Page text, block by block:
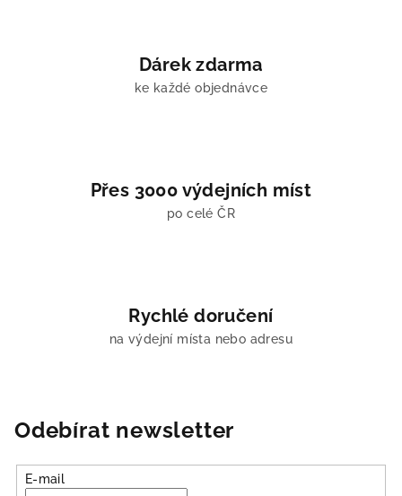
ý
p
Dárek zdarma
ke každé objednávce
Přes 3000 výdejních míst
po celé ČR
Rychlé doručení
na výdejní místa nebo adresu
Odebírat newsletter
E-mail